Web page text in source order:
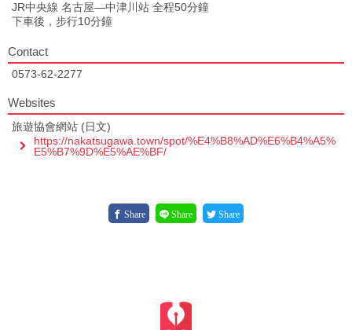
JR中央線 名古屋—中津川站 全程50分鐘
下車後，步行10分鐘
Contact
0573-62-2277
Websites
旅遊協會網站 (日文)
https://nakatsugawa.town/spot/%E4%B8%AD%E6%B4%A5%
E5%B7%9D%E5%AE%BF/
Share Share Share